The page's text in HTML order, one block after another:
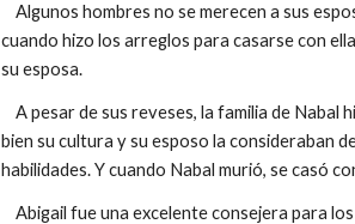
Algunos hombres no se merecen a sus
cuando hizo los arreglos para casarse con
su esposa.
A pesar de sus reveses, la familia de Nabal
bien su cultura y su esposo la consideraban
habilidades. Y cuando Nabal murió, se casó
Abigail fue una excelente consejera para